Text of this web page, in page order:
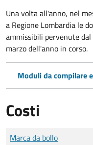
Una volta all'anno, nel
a Regione Lombardia le
ammissibili pervenute
marzo dell'anno in corso.
Moduli da compilare
Costi
Tipo di pagamento
Importo
Marca da bollo